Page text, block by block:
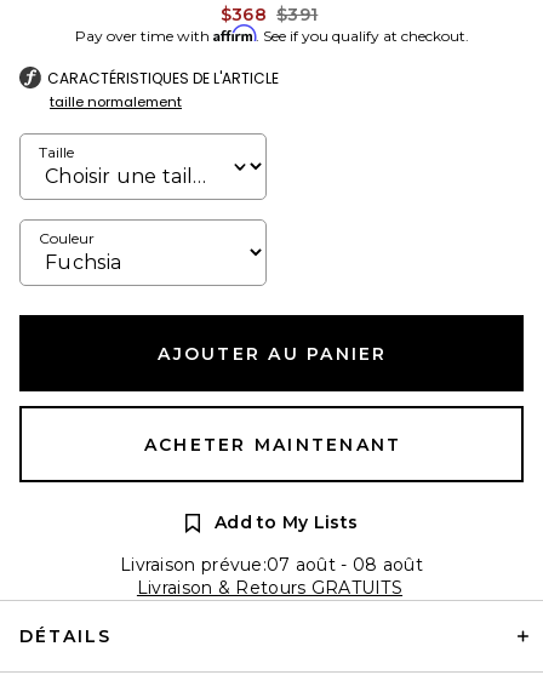
$368 Previous price:
$391
Pay over time with Affirm. See if you qualify at checkout.
CARACTÉRISTIQUES DE L'ARTICLE
taille normalement
Taille
Couleur
AJOUTER AU PANIER
ACHETER MAINTENANT
Add to My Lists
Livraison prévue:07 août - 08 août
Livraison & Retours GRATUITS
DÉTAILS